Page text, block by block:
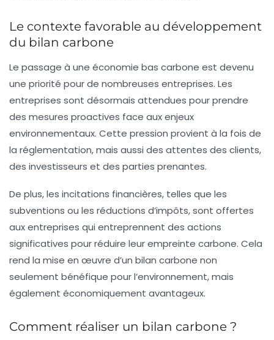
Le contexte favorable au développement
du bilan carbone
Le passage à une économie bas carbone est devenu
une priorité pour de nombreuses entreprises. Les
entreprises sont désormais attendues pour prendre
des mesures proactives face aux enjeux
environnementaux. Cette pression provient à la fois de
la réglementation, mais aussi des attentes des clients,
des investisseurs et des parties prenantes.
De plus, les incitations financières, telles que les
subventions ou les réductions d’impôts, sont offertes
aux entreprises qui entreprennent des actions
significatives pour réduire leur empreinte carbone. Cela
rend la mise en œuvre d’un bilan carbone non
seulement bénéfique pour l’environnement, mais
également économiquement avantageux.
Comment réaliser un bilan carbone ?